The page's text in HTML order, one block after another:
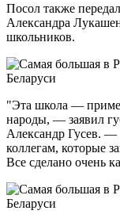
Посол также
Александра
школьников.
"Эта школа —
народы, — заявил
Александр Гусев. —
коллегам, которые
Все сделано очень